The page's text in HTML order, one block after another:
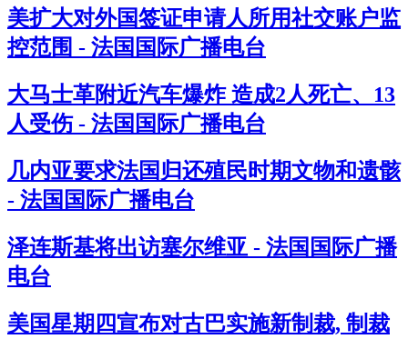
美扩大对外国签证申请人所用社交账户监
控范围 - 法国国际广播电台
大马士革附近汽车爆炸 造成2人死亡、13
人受伤 - 法国国际广播电台
几内亚要求法国归还殖民时期文物和遗骸
- 法国国际广播电台
泽连斯基将出访塞尔维亚 - 法国国际广播
电台
美国星期四宣布对古巴实施新制裁, 制裁